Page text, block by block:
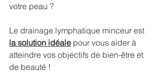
votre peau ?
Le drainage lymphatique minceur est
la solution idéale pour vous aider à
atteindre vos objectifs de bien-être et
de beauté !